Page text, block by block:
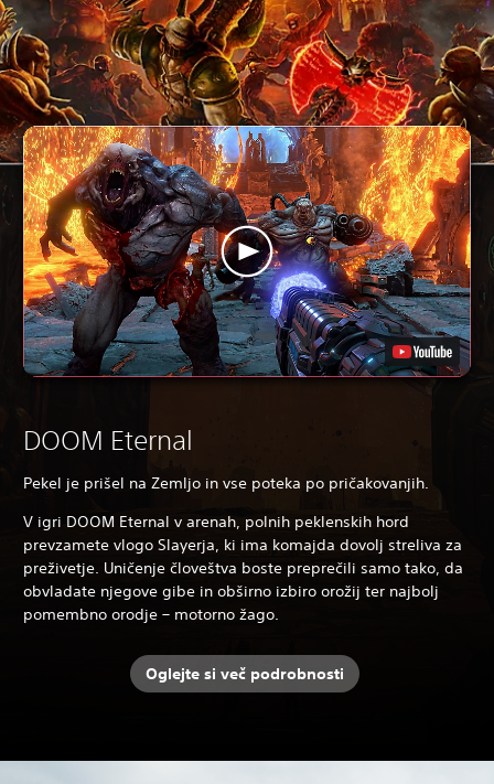
DOOM Eternal
Pekel je prišel na Zemljo in vse poteka po pričakovanjih.
V igri DOOM Eternal v arenah, polnih peklenskih hord
prevzamete vlogo Slayerja, ki ima komajda dovolj streliva za
preživetje. Uničenje človeštva boste preprečili samo tako, da
obvladate njegove gibe in obširno izbiro orožij ter najbolj
pomembno orodje – motorno žago.
Oglejte si več podrobnosti